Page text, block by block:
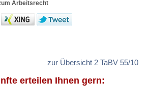
Arbeitsrecht
zur Übersicht 2 TaBV 55/10
erteilen Ihnen gern: